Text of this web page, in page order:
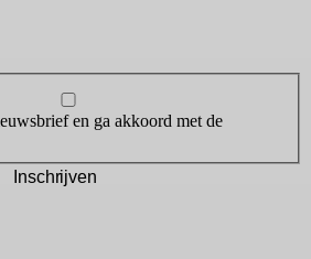
en ga akkoord met de
Inschrijven